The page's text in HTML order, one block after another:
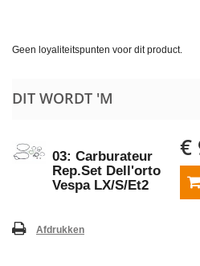
Geen loyaliteitspunten voor dit product.
DIT WORDT 'M
03: Carburateur
Rep.Set Dell'orto
Vespa LX/S/Et2
€
Afdrukken